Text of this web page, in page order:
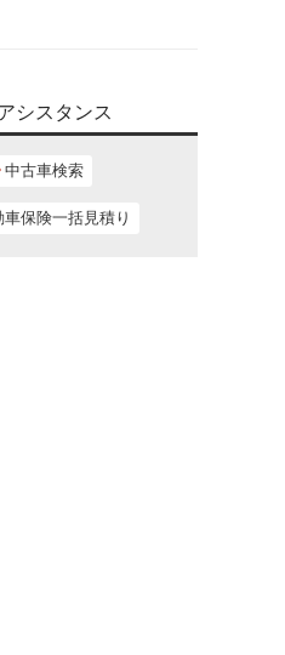
シスタンス
中古車検索
車保険一括見積り